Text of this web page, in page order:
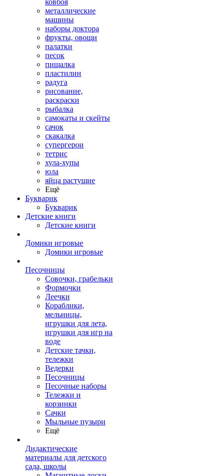
ковбоя
металлические
машины
наборы доктора
фрукты, овощи
палатки
песок
пищалка
пластилин
радуга
рисование,
раскраски
рыбалка
самокаты и скейты
сачок
скакалка
супергерои
тетрис
хула-хупы
юла
яйца растущие
Ещё
Букварик
Букварик
Детские книги
Детские книги
Домики игровые
Домики игровые
Песочницы
Совочки, грабельки
Формочки
Леечки
Кораблики,
мельницы,
игрушки для лета,
игрушки для игр на
воде
Детские тачки,
тележки
Ведерки
Песочницы
Песочные наборы
Тележки и
корзинки
Сачки
Мыльные пузыри
Ещё
Дидактические
материалы для детского
сада, школы